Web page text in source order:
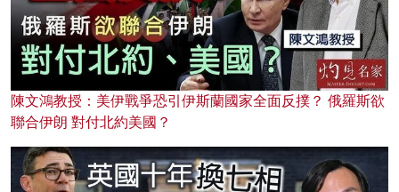
陳文鴻教授：美伊戰爭恐引伊斯蘭國家全面反撲？ 俄羅斯欲
聯合伊朗 對付北約美國？